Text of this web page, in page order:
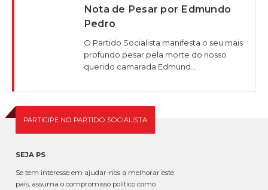
Nota de Pesar por Edmundo
Pedro
O Partido Socialista manifesta o seu mais
profundo pesar pela morte do nosso
querido camarada Edmund...
PARTICIPE NO PARTIDO SOCIALISTA
SEJA PS
Se tem interesse em ajudar-nos a melhorar este
país, assuma o compromisso político como